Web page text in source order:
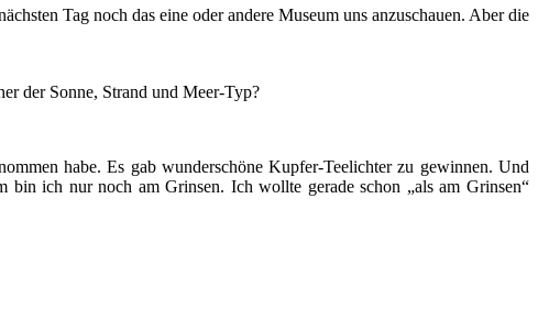
Tag noch das eine oder andere Museum uns anzuschauen. Aber die
der Sonne, Strand und Meer-Typ?
habe. Es gab wunderschöne Kupfer-Teelichter zu gewinnen. Und
bin ich nur noch am Grinsen. Ich wollte gerade schon „als am Grinsen“